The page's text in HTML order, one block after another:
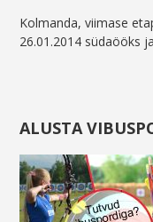
Kolmanda, viimase
26.01.2014 südaööks
ALUSTA